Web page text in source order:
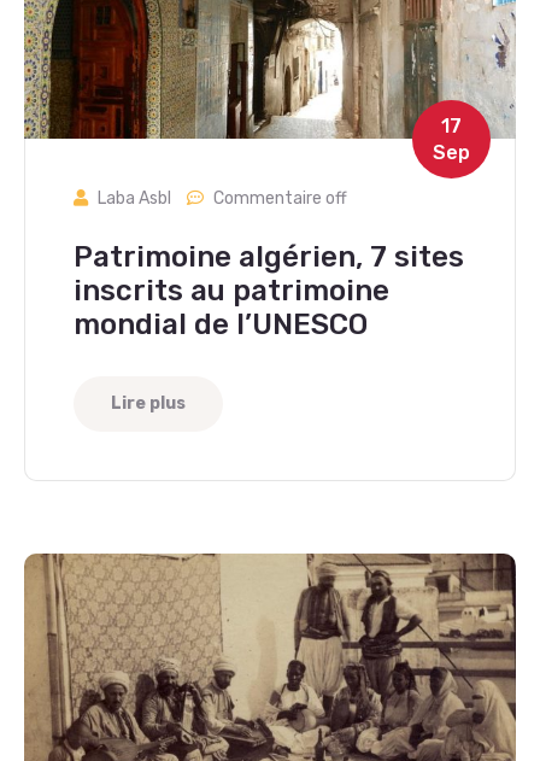
17
Sep
Laba Asbl Commentaire off
Patrimoine algérien, 7 sites
inscrits au patrimoine
mondial de l’UNESCO
Lire plus